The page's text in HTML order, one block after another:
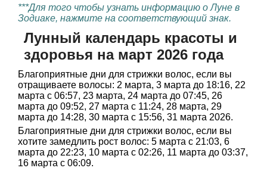
***Для того чтобы узнать информацию о Луне в
Зодиаке, нажмите на соответствующий знак.
Лунный календарь красоты и
здоровья на март 2026 года
Благоприятные дни для стрижки волос, если вы
отращиваете волосы: 2 марта, 3 марта до 18:16, 22
марта с 06:57, 23 марта, 24 марта до 07:45, 26
марта до 09:52, 27 марта с 11:24, 28 марта, 29
марта до 14:28, 30 марта с 15:56, 31 марта 2026.
Благоприятные дни для стрижки волос, если вы
хотите замедлить рост волос: 5 марта с 21:03, 6
марта до 22:23, 10 марта с 02:26, 11 марта до 03:37,
16 марта с 06:09.